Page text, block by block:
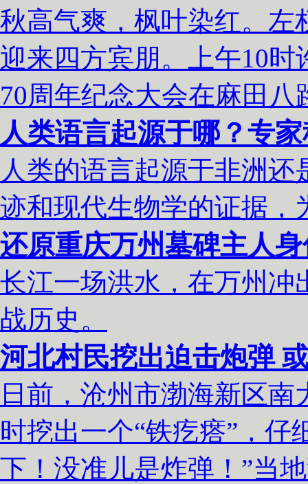
秋高气爽，枫叶染红。左
迎来四方宾朋。上午10
70周年纪念大会在麻田八
人类语言起源于哪？专
人类的语言起源于非洲
迹和现代生物学的证据，
还原重庆万州墓碑主人
长江一场洪水，在万州冲
战历史。
河北村民挖出迫击炮弹
日前，沧州市渤海新区
时挖出一个“铁疙瘩”，仔
下！没准儿是炸弹！”当